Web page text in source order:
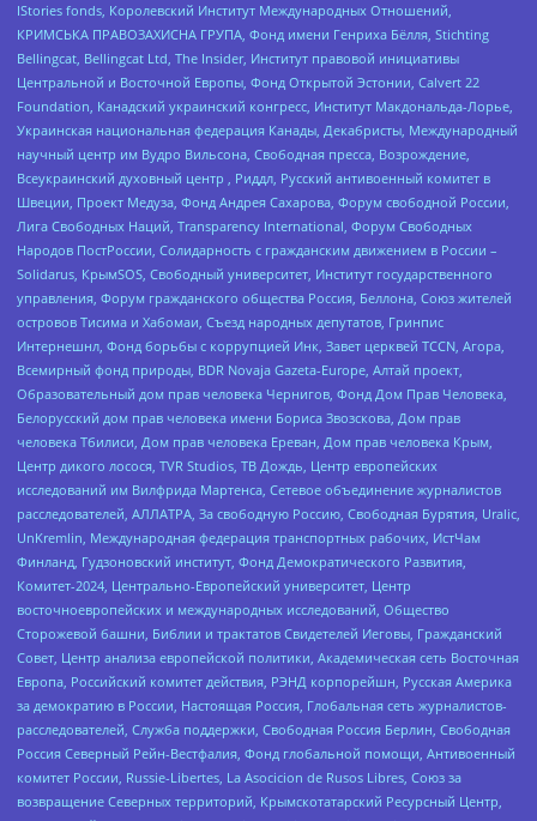
IStories fonds, Королевский Институт Международных Отношений,
КРИМСЬКА ПРАВОЗАХИСНА ГРУПА, Фонд имени Генриха Бёлля, Stichting
Bellingcat, Bellingcat Ltd, The Insider, Институт правовой инициативы
Центральной и Восточной Европы, Фонд Открытой Эстонии, Calvert 22
Foundation, Канадский украинский конгресс, Институт Макдональда-Лорье,
Украинская национальная федерация Канады, Декабристы, Международный
научный центр им Вудро Вильсона, Свободная пресса, Возрождение,
Всеукраинский духовный центр , Риддл, Русский антивоенный комитет в
Швеции, Проект Медуза, Фонд Андрея Сахарова, Форум свободной России,
Лига Свободных Наций, Transparеncy International, Форум Свободных
Народов ПостРоссии, Солидарность с гражданским движением в России –
Solidarus, КрымSOS, Свободный университет, Институт государственного
управления, Форум гражданского общества Россия, Беллона, Союз жителей
островов Тисима и Хабомаи, Съезд народных депутатов, Гринпис
Интернешнл, Фонд борьбы с коррупцией Инк, Завет церквей TCCN, Агора,
Всемирный фонд природы, BDR Novaja Gazeta-Europe, Алтай проект,
Образовательный дом прав человека Чернигов, Фонд Дом Прав Человека,
Белорусский дом прав человека имени Бориса Звозскова, Дом прав
человека Тбилиси, Дом прав человека Ереван, Дом прав человека Крым,
Центр дикого лосося, TVR Studios, ТВ Дождь, Центр европейских
исследований им Вилфрида Мартенса, Сетевое объединение журналистов
расследователей, АЛЛАТРА, За свободную Россию, Свободная Бурятия, Uralic,
UnKremlin, Международная федерация транспортных рабочих, ИстЧам
Финланд, Гудзоновский институт, Фонд Демократического Развития,
Комитет-2024, Центрально-Европейский университет, Центр
восточноевропейских и международных исследований, Общество
Сторожевой башни, Библии и трактатов Свидетелей Иеговы, Гражданский
Совет, Центр анализа европейской политики, Академическая сеть Восточная
Европа, Российский комитет действия, РЭНД корпорейшн, Русская Америка
за демократию в России, Настоящая Россия, Глобальная сеть журналистов-
расследователей, Служба поддержки, Свободная Россия Берлин, Свободная
Россия Северный Рейн-Вестфалия, Фонд глобальной помощи, Антивоенный
комитет России, Russie-Libertes, La Asocicion de Rusos Libres, Союз за
возвращение Северных территорий, Крымскотатарский Ресурсный Центр,